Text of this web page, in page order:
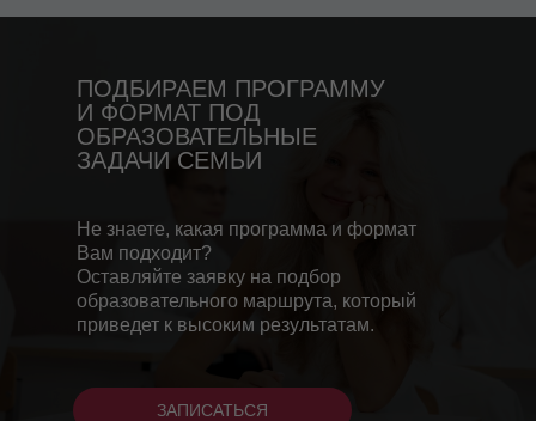
ПОДБИРАЕМ ПРОГРАММУ
И ФОРМАТ ПОД
ОБРАЗОВАТЕЛЬНЫЕ
ЗАДАЧИ СЕМЬИ
ЗАПИСАТЬСЯ
Не знаете, какая программа и формат
Вам подходит?
Оставляйте заявку на подбор
образовательного маршрута, который
приведет к высоким результатам.